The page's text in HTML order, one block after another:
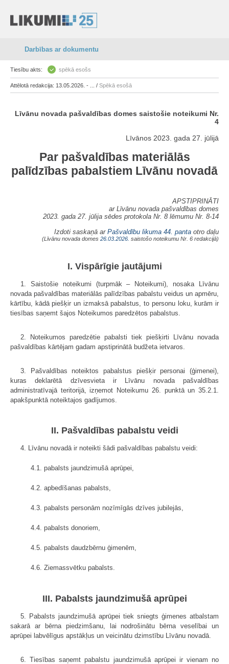
Darbības ar dokumentu
Tiesību akts: spēkā esošs
Attēlotā redakcija: 13.05.2026. - ... / Spēkā esošā
Līvānu novada pašvaldības domes saistošie noteikumi Nr.
4
Līvānos 2023. gada 27. jūlijā
Par pašvaldības materiālās
palīdzības pabalstiem Līvānu novadā
APSTIPRINĀTI
ar Līvānu novada pašvaldības domes
2023. gada 27. jūlija sēdes protokola Nr. 8 lēmumu Nr. 8-14
Izdoti saskaņā ar Pašvaldību likuma 44. panta otro daļu
(Līvānu novada domes 26.03.2026. saistošo noteikumu Nr. 6 redakcijā)
I. Vispārīgie jautājumi
1. Saistošie noteikumi (turpmāk – Noteikumi), nosaka Līvānu
novada pašvaldības materiālās palīdzības pabalstu veidus un apmēru,
kārtību, kādā piešķir un izmaksā pabalstus, to personu loku, kurām ir
tiesības saņemt šajos Noteikumos paredzētos pabalstus.
2. Noteikumos paredzētie pabalsti tiek piešķirti Līvānu novada
pašvaldības kārtējam gadam apstiprinātā budžeta ietvaros.
3. Pašvaldības noteiktos pabalstus piešķir personai (ģimenei),
kuras deklarētā dzīvesvieta ir Līvānu novada pašvaldības
administratīvajā teritorijā, izņemot Noteikumu 26. punktā un 35.2.1.
apakšpunktā noteiktajos gadījumos.
II. Pašvaldības pabalstu veidi
4. Līvānu novadā ir noteikti šādi pašvaldības pabalstu veidi:
4.1. pabalsts jaundzimušā aprūpei,
4.2. apbedīšanas pabalsts,
4.3. pabalsts personām nozīmīgās dzīves jubilejās,
4.4. pabalsts donoriem,
4.5. pabalsts daudzbērnu ģimenēm,
4.6. Ziemassvētku pabalsts.
III. Pabalsts jaundzimušā aprūpei
5. Pabalsts jaundzimušā aprūpei tiek sniegts ģimenes atbalstam
sakarā ar bērna piedzimšanu, lai nodrošinātu bērna veselībai un
aprūpei labvēlīgus apstākļus un veicinātu dzimstību Līvānu novadā.
6. Tiesības saņemt pabalstu jaundzimušā aprūpei ir vienam no